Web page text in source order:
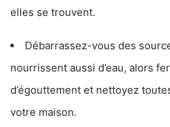
elles se trouvent.
Débarrassez-vous des
nourrissent aussi d’eau, alors
d’égouttement et nettoyez
votre maison.